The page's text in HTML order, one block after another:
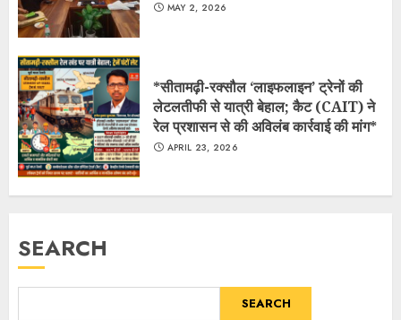
MAY 2, 2026
*सीतामढ़ी-रक्सौल ‘लाइफलाइन’ ट्रेनों की
लेटलतीफी से यात्री बेहाल; कैट (CAIT) ने
रेल प्रशासन से की अविलंब कार्रवाई की मांग*
APRIL 23, 2026
SEARCH
SEARCH